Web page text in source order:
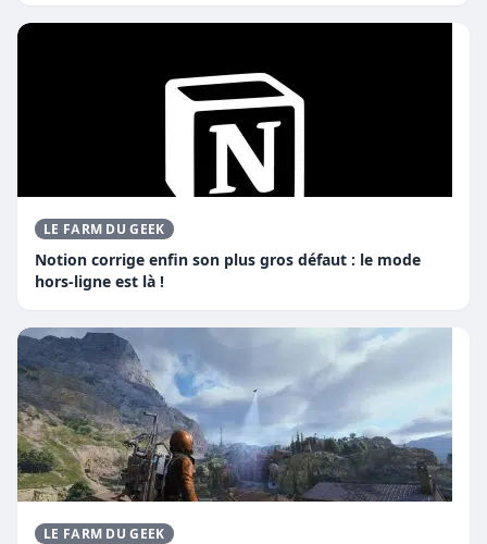
LE FARM DU GEEK
Notion corrige enfin son plus gros défaut : le mode
hors-ligne est là !
LE FARM DU GEEK